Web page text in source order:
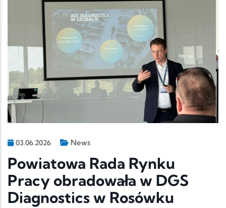
03.06.2026 News
Powiatowa Rada Rynku
Pracy obradowała w DGS
Diagnostics w Rosówku